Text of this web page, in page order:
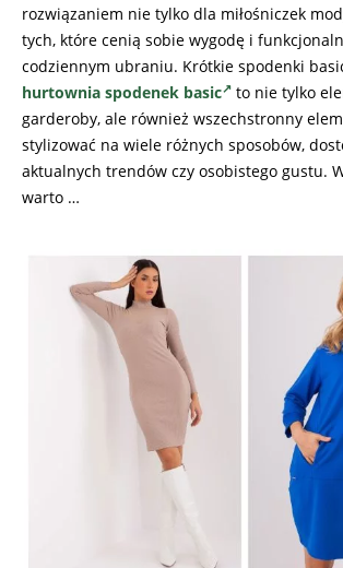
rozwiązaniem nie tylko dla miłośniczek
tych, które cenią sobie wygodę i
codziennym ubraniu. Krótkie spodenki
hurtownia spodenek basic
to nie tylko
garderoby, ale również wszechstronny
stylizować na wiele różnych sposobów,
aktualnych trendów czy osobistego gustu.
warto …